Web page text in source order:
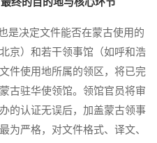
终的目的地与核心环节
决定文件能否在蒙古使用的
京）和若干领事馆（如呼和浩
件使用地所属的领区，将已完
古驻华使领馆。领馆官员将审
的认证无误后，加盖蒙古领事
为严格，对文件格式、译文、